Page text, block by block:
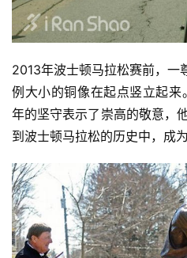
2013年波士顿马拉松赛前，
例大小的铜像在起点竖立起
年的坚守表示了崇高的敬意，
到波士顿马拉松的历史中，成